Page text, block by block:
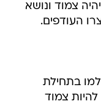
צמוד ונושא
העודפים.
בתחילת
להיות צמוד